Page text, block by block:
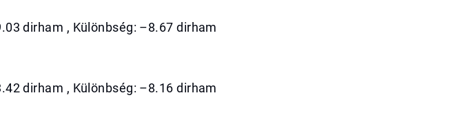
dirham , Különbség: –8.67 dirham
dirham , Különbség: –8.16 dirham